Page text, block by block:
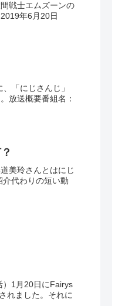
戦士エムズーンの
2019年6月20日
「にじさんじ」
放送概要番組名：
美玲さんとはにじ
代わりの短い動
）1月20日にFairys
れました。それに